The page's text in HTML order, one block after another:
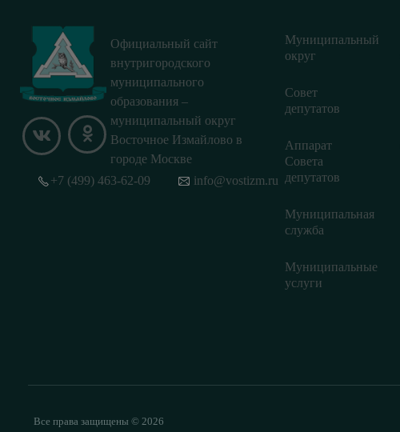
Официальный сайт
внутригородского
муниципального
образования –
муниципальный округ
Восточное Измайлово в
городе Москве
Муниципальный
округ
Совет
депутатов
Аппарат
Совета
депутатов
Муниципальная
служба
Муниципальные
услуги
+7 (499) 463-62-09 info@vostizm.ru
Все права защищены © 2026